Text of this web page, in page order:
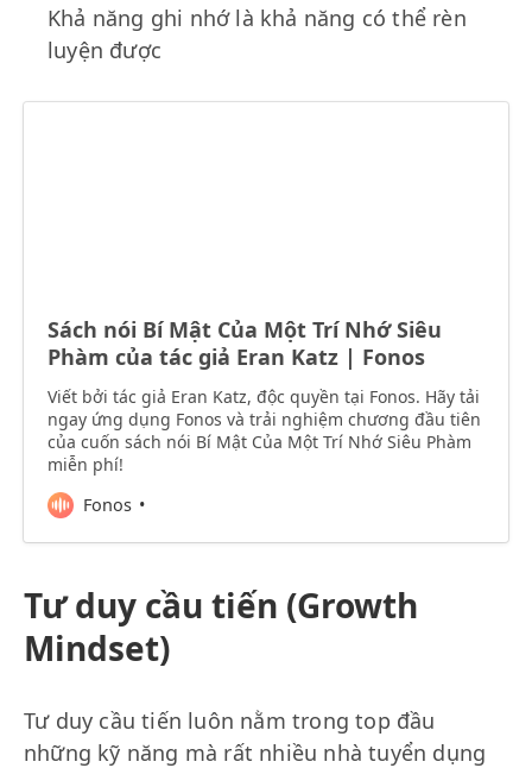
Khả năng ghi nhớ là khả năng có thể rèn
luyện được
Sách nói Bí Mật Của Một Trí Nhớ Siêu
Phàm của tác giả Eran Katz | Fonos
Viết bởi tác giả Eran Katz, độc quyền tại Fonos. Hãy tải
ngay ứng dụng Fonos và trải nghiệm chương đầu tiên
của cuốn sách nói Bí Mật Của Một Trí Nhớ Siêu Phàm
miễn phí!
Fonos
Tư duy cầu tiến (Growth
Mindset)
Tư duy cầu tiến luôn nằm trong top đầu
những kỹ năng mà rất nhiều nhà tuyển dụng